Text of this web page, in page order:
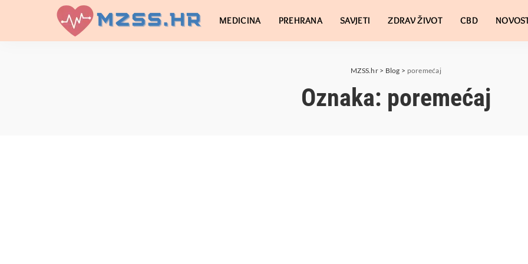
MEDICINA PREHRANA SAVJETI ZDRAV ŽIVOT CBD
MZSS.hr> Blog > poremećaj
Oznaka: poremećaj